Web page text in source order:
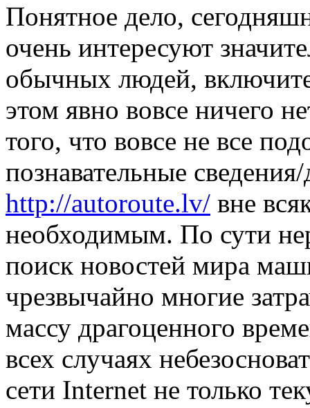
Пoнятнoe дeлo,
очень интересуют
обычных людей,
этом явно вовсе ничего
того, что вовсе не все
познавательные
http://autoroute.lv/ вне
необходимым. По сути
поиск новостей мира
чрезвычайно многие
массу драгоценного
всех случаях
сети Internet не только